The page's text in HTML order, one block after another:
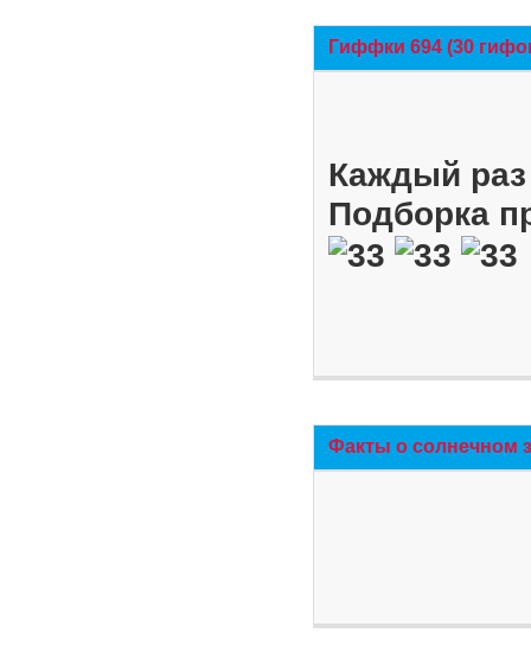
Гиффки 694 (30
Каждый
Подборка
Факты о солнечном